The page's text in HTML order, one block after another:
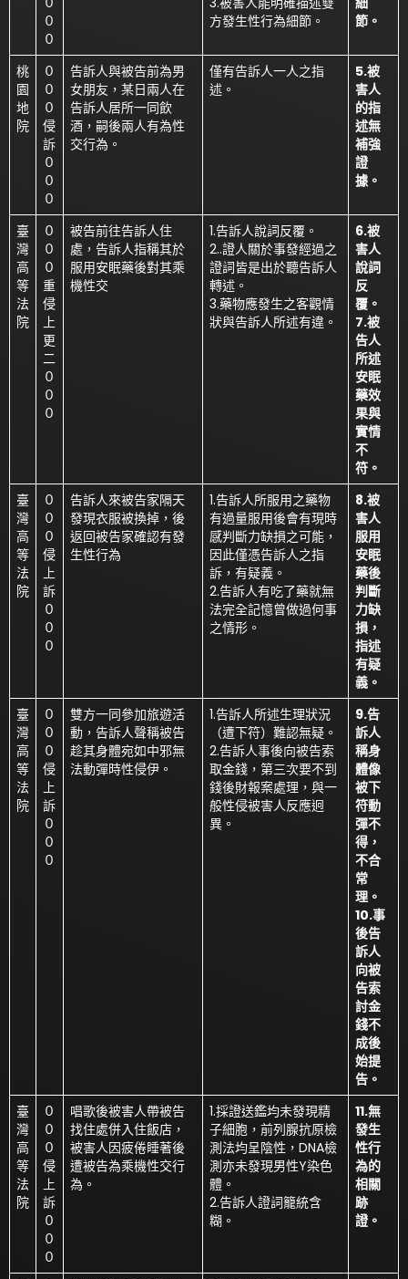
０
０
方發生性行為細節。
節。
桃
園
地
院
０
０
０
侵
訴
０
０
０
告訴人與被告前為男
女朋友，某日兩人在
告訴人居所一同飲
酒，嗣後兩人有為性
交行為。
僅有告訴人一人之指
述。
5.被
害人
的指
述無
補強
證
據。
臺
灣
高
等
法
院
０
０
０
重
侵
上
更
二
０
０
０
被告前往告訴人住
處，告訴人指稱其於
服用安眠藥後對其乘
機性交
1.告訴人說詞反覆。
2..證人關於事發經過之
證詞皆是出於聽告訴人
轉述。
3.藥物應發生之客觀情
狀與告訴人所述有違。
6.被
害人
說詞
反
覆。
7.被
告人
所述
安眠
藥效
果與
實情
不
符。
臺
灣
高
等
法
院
０
０
０
侵
上
訴
０
０
０
告訴人來被告家隔天
發現衣服被換掉，後
返回被告家確認有發
生性行為
1.告訴人所服用之藥物
有過量服用後會有現時
感判斷力缺損之可能，
因此僅憑告訴人之指
訴，有疑義。
2.告訴人有吃了藥就無
法完全記憶曾做過何事
之情形。
8.被
害人
服用
安眠
藥後
判斷
力缺
損，
指述
有疑
義。
臺
灣
高
等
法
院
０
０
０
侵
上
訴
０
０
０
雙方一同參加旅遊活
動，告訴人聲稱被告
趁其身體宛如中邪無
法動彈時性侵伊。
1.告訴人所述生理狀況
（遭下符）難認無疑。
2.告訴人事後向被告索
取金錢，第三次要不到
錢後財報案處理，與一
般性侵被害人反應迥
異。
9.告
訴人
稱身
體像
被下
符動
彈不
得，
不合
常
理。
10.事
後告
訴人
向被
告索
討金
錢不
成後
始提
告。
臺
灣
高
等
法
院
０
０
０
侵
上
訴
０
０
０
唱歌後被害人帶被告
找住處併入住飯店，
被害人因疲倦睡著後
遭被告為乘機性交行
為。
1.採證送鑑均未發現精
子細胞，前列腺抗原檢
測法均呈陰性，DNA檢
測亦未發現男性Y染色
體。
2.告訴人證詞籠統含
糊。
11.無
發生
性行
為的
相關
跡
證。